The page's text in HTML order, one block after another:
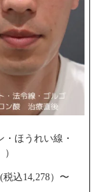
・ほうれい線・
税込14,278）〜